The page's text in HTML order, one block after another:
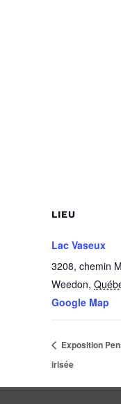
LIEU
Lac Vaseux
3208, chemin
Weedon,
Google Map
Exposition
irisée